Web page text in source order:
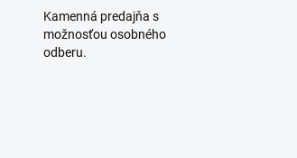
Kamenná predajňa s
možnosťou osobného
odberu.